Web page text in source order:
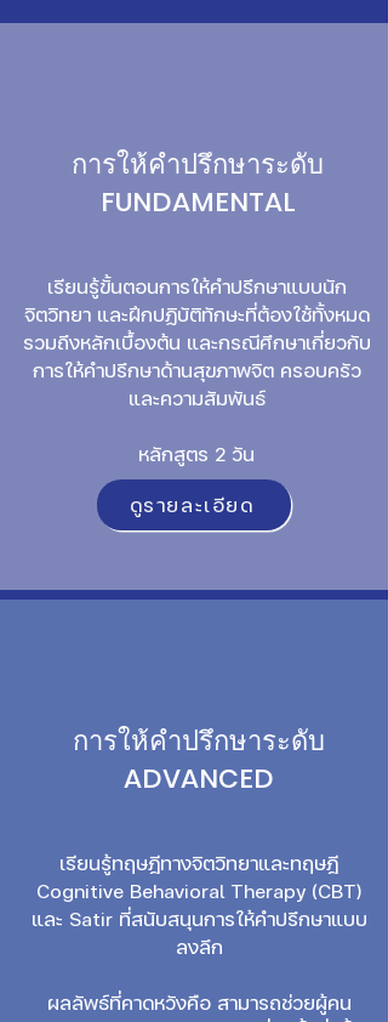
การให้คำปรึกษาระดับ
FUNDAMENTAL
เรียนรู้ขั้นตอนการให้คำปรึกษาแบบนัก
จิตวิทยา และฝึกปฏิบัติทักษะที่ต้องใช้ทั้งหมด
รวมถึงหลักเบื้องต้น และกรณีศึกษาเกี่ยวกับ
การให้คำปรึกษาด้านสุขภาพจิต ครอบครัว
และความสัมพันธ์
หลักสูตร 2 วัน
ดูรายละเอียด
การให้คำปรึกษาระดับ
ADVANCED
เรียนรู้ทฤษฎีทางจิตวิทยาและทฤษฎี
Cognitive Behavioral Therapy (CBT)
และ Satir ที่สนับสนุนการให้คำปรึกษาแบบ
ลงลึก
ผลลัพธ์ที่คาดหวังคือ สามารถช่วยผู้คน